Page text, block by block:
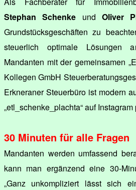
Stephan Schenke und Oliver
Grundstücksgeschäften zu
steuerlich optimale Lösungen
Mandanten mit der gemeinsamen
Kollegen GmbH
Erkneraner Steuerbüro ist modern
„etl_schenke_plachta“ auf Instagram
30 Minuten für alle Fragen
Mandanten werden umfassend
kann man ergänzend eine 30-
„Ganz unkompliziert lässt sich